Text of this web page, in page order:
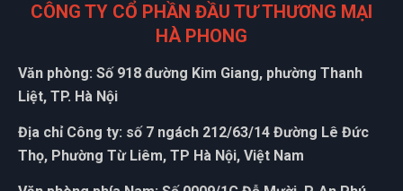
CÔNG TY CỔ PHẦN ĐẦU TƯ THƯƠNG MẠI
HÀ PHONG
Văn phòng: Số 918 đường Kim Giang, phường Thanh
Liệt, TP. Hà Nội
Địa chỉ Công ty: số 7 ngách 212/63/14 Đường Lê Đức
Thọ, Phường Từ Liêm, TP Hà Nội, Việt Nam